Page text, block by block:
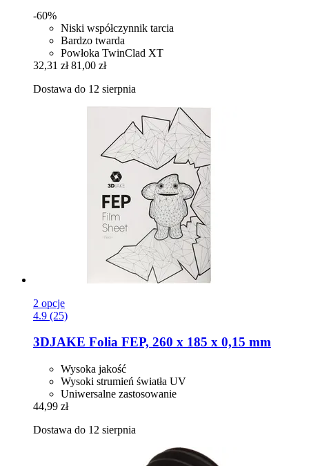
-60%
Niski współczynnik tarcia
Bardzo twarda
Powłoka TwinClad XT
32,31 zł 81,00 zł
Dostawa do 12 sierpnia
2 opcje
4.9 (25)
3DJAKE Folia FEP, 260 x 185 x 0,15 mm
Wysoka jakość
Wysoki strumień światła UV
Uniwersalne zastosowanie
44,99 zł
Dostawa do 12 sierpnia